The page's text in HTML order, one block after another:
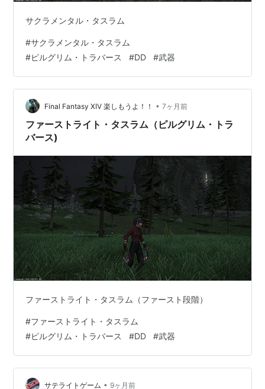
サクラメンタル・タスラム
#サクラメンタル・タスラム
#ピルグリム・トラバース #DD #武器
Final Fantasy XIV 楽しもうよ！！ • 7ヶ月前
ファーストライト・タスラム（ピルグリム・トラ
バース)
ファーストライト・タスラム（ファースト段階）
#ファーストライト・タスラム
#ピルグリム・トラバース #DD #武器
サテライトゲーム • 9ヶ月前